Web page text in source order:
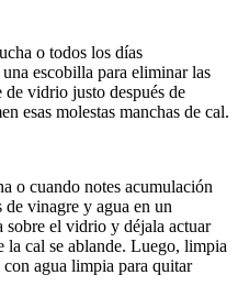
o todos los días
escobilla para eliminar las
de vidrio justo después de
esas molestas manchas de cal.
o cuando notes acumulación
de vinagre y agua en un
el vidrio y déjala actuar
la cal se ablande. Luego, limpia
agua limpia para quitar